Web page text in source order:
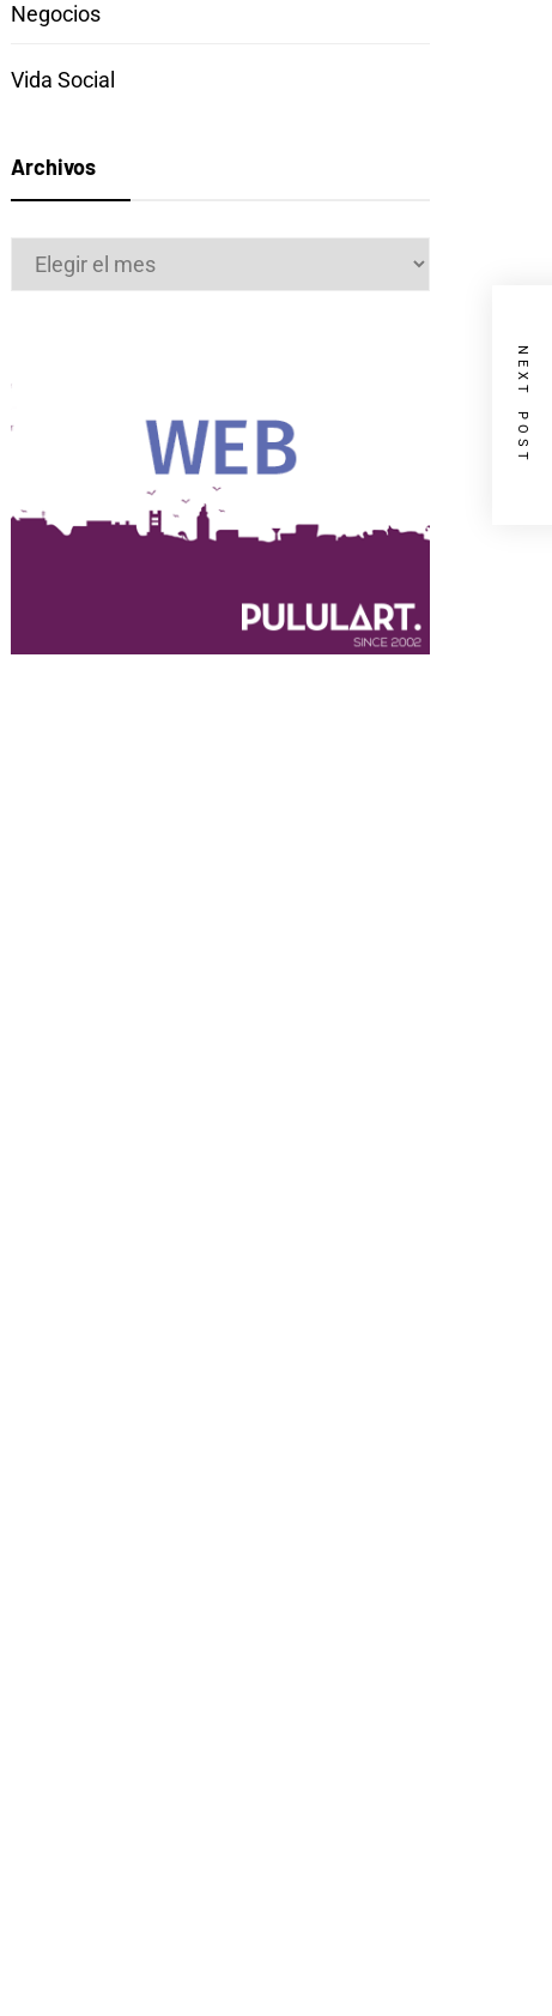
NEXT POST
Negocios
Vida Social
Archivos
Archivos